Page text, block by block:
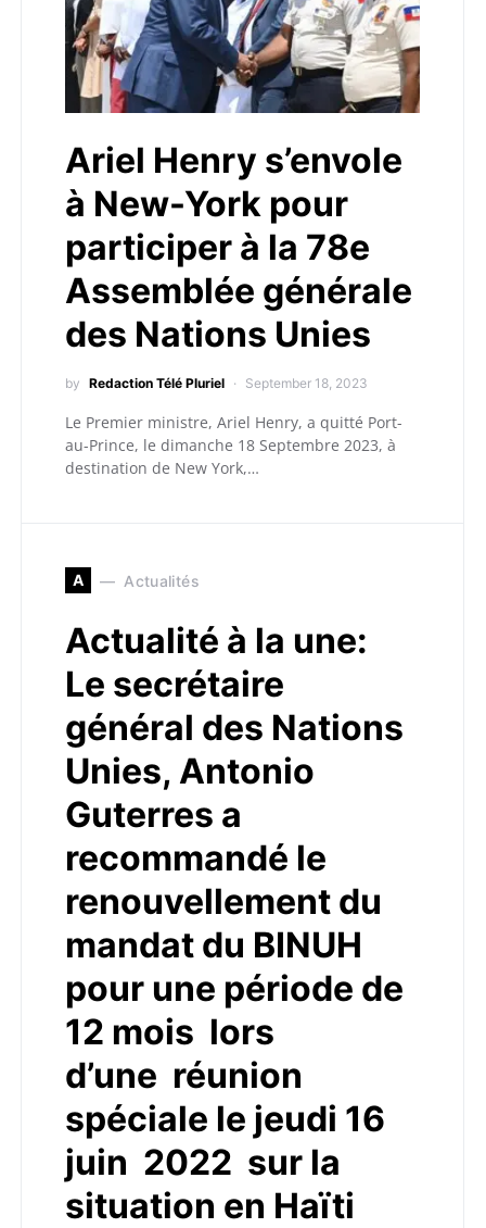
Ariel Henry s’envole
à New-York pour
participer à la 78e
Assemblée générale
des Nations Unies
by Redaction Télé Pluriel September 18, 2023
Le Premier ministre, Ariel Henry, a quitté Port-
au-Prince, le dimanche 18 Septembre 2023, à
destination de New York,…
A Actualités
Actualité à la une:
Le secrétaire
général des Nations
Unies, Antonio
Guterres a
recommandé le
renouvellement du
mandat du BINUH
pour une période de
12 mois lors
d’une réunion
spéciale le jeudi 16
juin 2022 sur la
situation en Haïti